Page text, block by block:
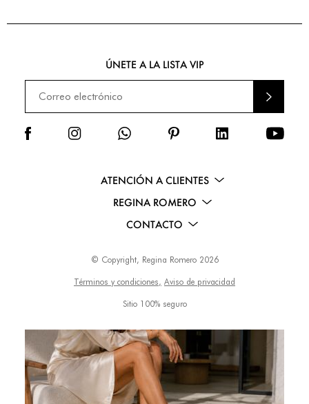
ATENCIÓN A CLIENTES
REGINA ROMERO
CONTACTO
ÚNETE A LA LISTA VIP
ENVI
AR
© Copyright, Regina Romero 2026
Términos y condiciones, Aviso de privacidad
Sitio 100% seguro